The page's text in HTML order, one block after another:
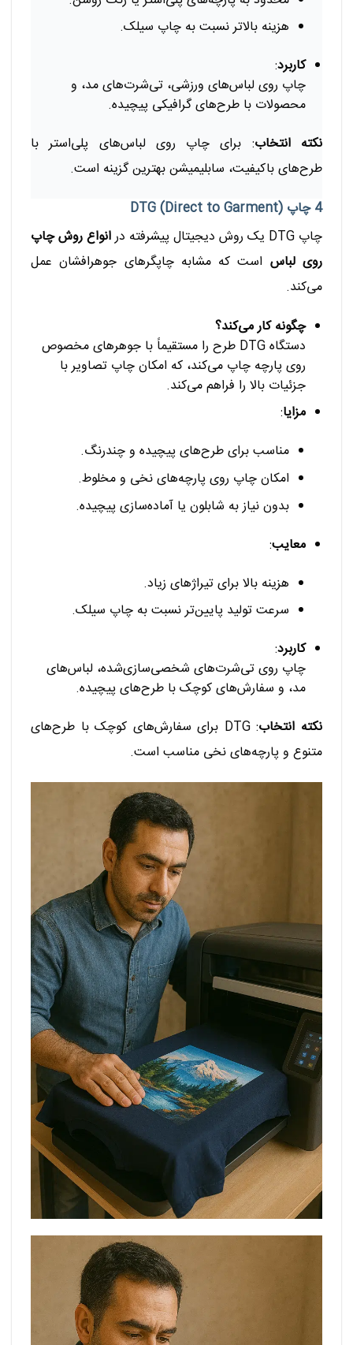
هزینه بالاتر نسبت به چاپ سیلک.
کاربرد:
چاپ روی لباس‌های ورزشی، تی‌شرت‌های مد، و
محصولات با طرح‌های گرافیکی پیچیده.
نکته انتخاب: برای چاپ روی لباس‌های پلی‌استر با
طرح‌های باکیفیت، سابلیمیشن بهترین گزینه است.
4 چاپ DTG (Direct to Garment)
چاپ DTG یک روش دیجیتال پیشرفته در
انواع روش چاپ
روی لباس است که مشابه چاپگرهای جوهرافشان عمل
می‌کند.
چگونه کار می‌کند؟
دستگاه DTG طرح را مستقیماً با جوهرهای مخصوص
روی پارچه چاپ می‌کند، که امکان چاپ تصاویر با
جزئیات بالا را فراهم می‌کند.
مزایا:
مناسب برای طرح‌های پیچیده و چندرنگ.
امکان چاپ روی پارچه‌های نخی و مخلوط.
بدون نیاز به شابلون یا آماده‌سازی پیچیده.
معایب:
هزینه بالا برای تیراژهای زیاد.
سرعت تولید پایین‌تر نسبت به چاپ سیلک.
کاربرد:
چاپ روی تی‌شرت‌های شخصی‌سازی‌شده، لباس‌های
مد، و سفارش‌های کوچک با طرح‌های پیچیده.
نکته انتخاب
: DTG برای سفارش‌های کوچک با طرح‌های
متنوع و پارچه‌های نخی مناسب است.